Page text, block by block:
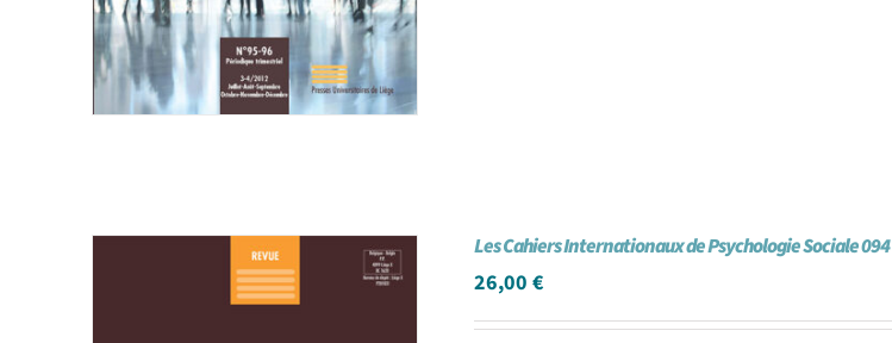
Les Cahiers Internationaux de Psychologie Sociale 094
26,00€